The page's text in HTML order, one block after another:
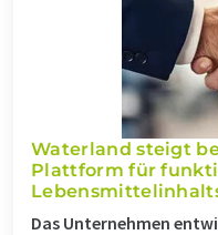
Waterland steigt
Plattform für
Das Unternehmen